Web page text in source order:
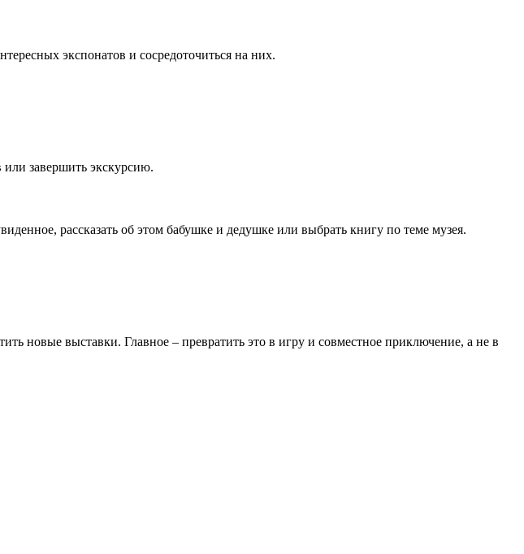
экспонатов и сосредоточиться на них.
или завершить экскурсию.
рассказать об этом бабушке и дедушке или выбрать книгу по теме музея.
новые выставки. Главное – превратить это в игру и совместное приключение, а не в